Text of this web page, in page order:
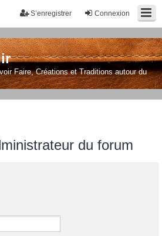
Connexion
S’enregistrer
Faire, Créations et Traditions autour du
du forum